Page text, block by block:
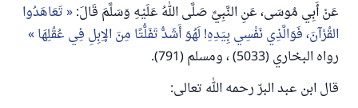
عَنْ أَبِي مُوسَى، عَنِ النَّبِيِّ صَلَّى اللهُ عَلَيْهِ وَسَلَّمَ قَالَ: تَعَاهَدُوا
القُرْآنَ، فَوَالَّذِي نَفْسِي بِيَدِهِ! لَهُوَ أَشَدُّ تَفَلُّتًا مِنَ الإِبِلِ فِي عُقُلِهَا
رواه البخاري (5033) ، ومسلم (791).
قال ابن عبد البرّ رحمه الله تعالى: